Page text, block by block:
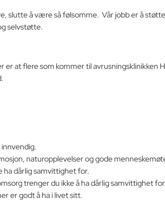
slutte å være så følsomme. Vår jobb er å
selvstøtte.
er at flere som kommer til avrusningsklinikken
naturopplevelser og gode
ha dårlig samvittighet for.
trenger du ikke å ha dårlig samvittighet
er godt å ha i livet sitt.